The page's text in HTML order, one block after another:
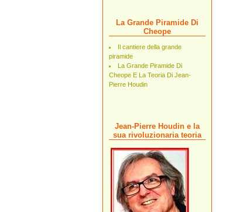
La Grande Piramide Di
Cheope
Il cantiere della grande
piramide
La Grande Piramide Di
Cheope E La Teoria Di Jean-
Pierre Houdin
Jean-Pierre Houdin e la
sua rivoluzionaria teoria